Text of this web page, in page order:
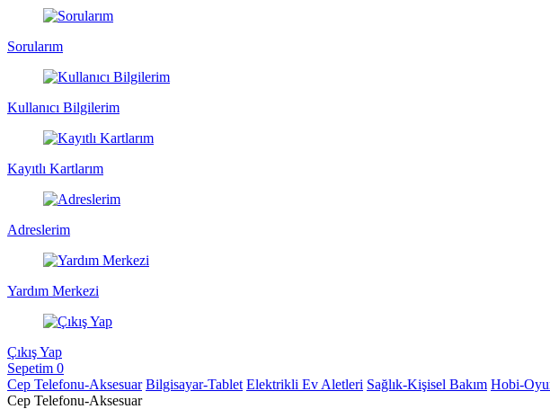
Sorularım
Kullanıcı Bilgilerim
Kayıtlı Kartlarım
Adreslerim
Yardım Merkezi
Çıkış Yap
Sepetim 0
Cep Telefonu-Aksesuar Bilgisayar-Tablet Elektrikli Ev Aletleri Sağlık-Kişisel Bakım Hobi-
Cep Telefonu-Aksesuar